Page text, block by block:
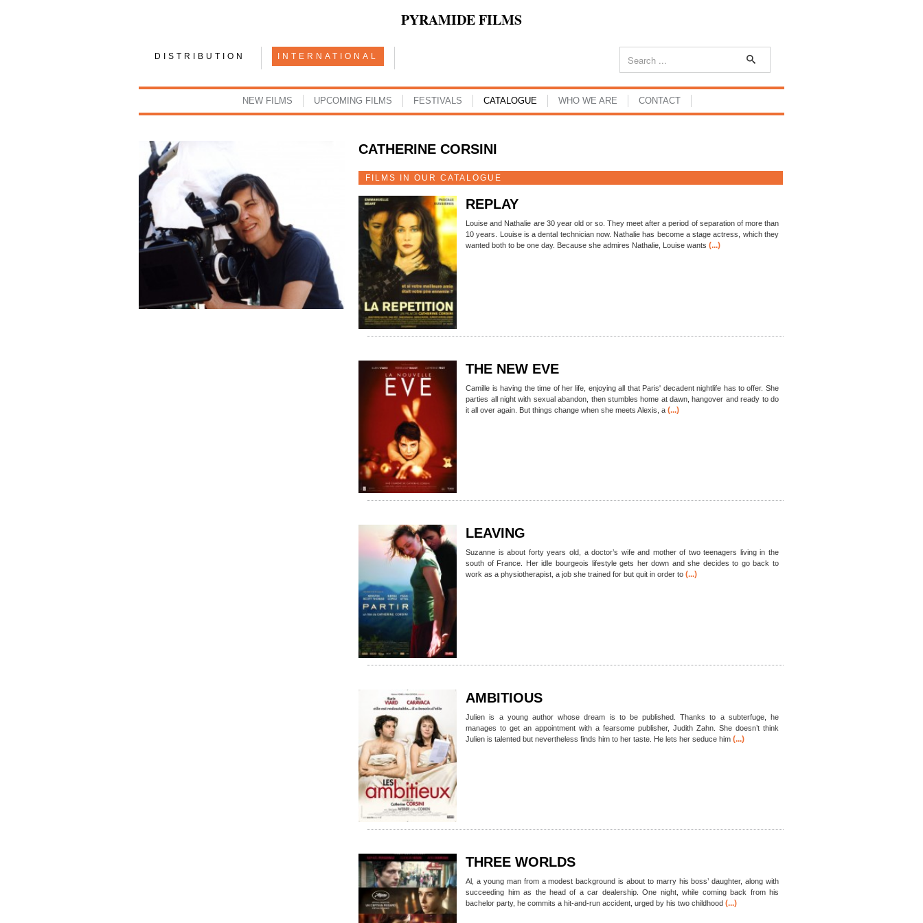
PYRAMIDE FILMS
DISTRIBUTION INTERNATIONAL
NEW FILMS UPCOMING FILMS FESTIVALS CATALOGUE WHO WE ARE CONTACT
CATHERINE CORSINI
FILMS IN OUR CATALOGUE
REPLAY
Louise and Nathalie are 30 year old or so. They meet after a period of separation of more than
10 years. Louise is a dental technician now. Nathalie has become a stage actress, which they
wanted both to be one day. Because she admires Nathalie, Louise wants (...)
THE NEW EVE
Camille is having the time of her life, enjoying all that Paris' decadent nightlife has to offer. She
parties all night with sexual abandon, then stumbles home at dawn, hangover and ready to do
it all over again. But things change when she meets Alexis, a (...)
LEAVING
Suzanne is about forty years old, a doctor’s wife and mother of two teenagers living in the
south of France. Her idle bourgeois lifestyle gets her down and she decides to go back to
work as a physiotherapist, a job she trained for but quit in order to (...)
AMBITIOUS
Julien is a young author whose dream is to be published. Thanks to a subterfuge, he
manages to get an appointment with a fearsome publisher, Judith Zahn. She doesn’t think
Julien is talented but nevertheless finds him to her taste. He lets her seduce him (...)
THREE WORLDS
Al, a young man from a modest background is about to marry his boss’ daughter, along with
succeeding him as the head of a car dealership. One night, while coming back from his
bachelor party, he commits a hit-and-run accident, urged by his two childhood (...)